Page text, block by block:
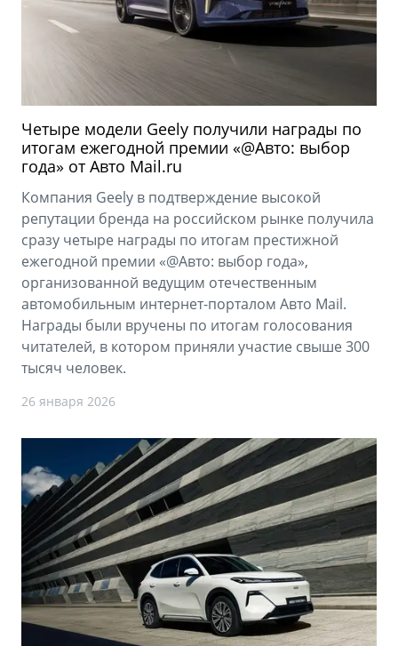
Четыре модели Geely получили награды по
итогам ежегодной премии «@Авто: выбор
года» от Авто Mail.ru
Компания Geely в подтверждение высокой
репутации бренда на российском рынке получила
сразу четыре награды по итогам престижной
ежегодной премии «@Авто: выбор года»,
организованной ведущим отечественным
автомобильным интернет-порталом Авто Mail.
Награды были вручены по итогам голосования
читателей, в котором приняли участие свыше 300
тысяч человек.
26 января 2026